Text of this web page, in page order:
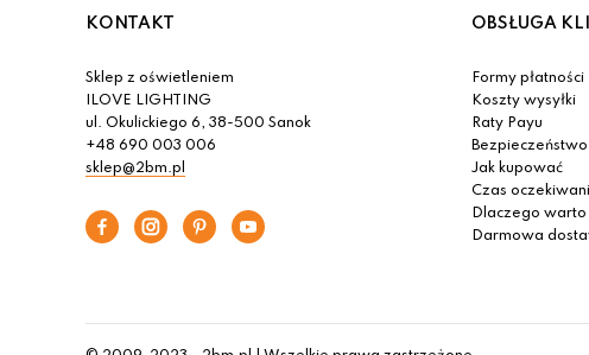
KONTAKT
Sklep z oświetleniem
ILOVE LIGHTING
ul. Okulickiego 6, 38-500 Sanok
+48 690 003 006
sklep@2bm.pl
OBSŁUGA
Formy płatności
Koszty wysyłki
Raty Payu
Bezpieczeństwo
Jak kupować
Czas
Dlaczego warto
Darmowa